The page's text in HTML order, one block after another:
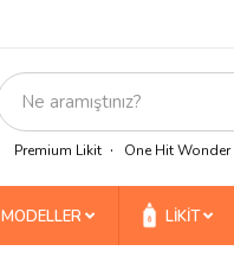
Premium Likit One Hit Wonder
MODELLER LİKİT